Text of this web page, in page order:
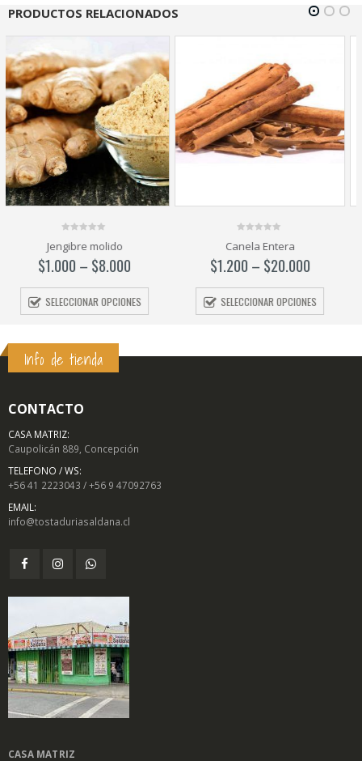
PRODUCTOS RELACIONADOS
0
out
of
Canela Entera
$1.200–$20.000
SELECCIONAR OPCIONES
out
of
Salsa Inglesa Gourmet Lt
$5.200
AÑADIR AL CARRITO
Info de tienda
CONTACTO
CASA MATRIZ:
Caupolicán 889, Concepción
TELEFONO / WS:
+56 41 2223043 / +56 9 47092763
EMAIL:
info@tostaduriasaldana.cl
CASA MATRIZ